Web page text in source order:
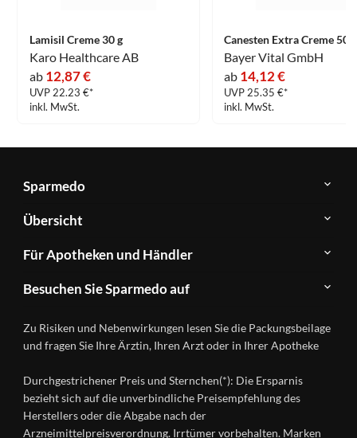
Lamisil Creme 30 g
Karo Healthcare AB
ab 12,87 €
UVP 22.23 €*
inkl. MwSt.
Canesten Extra Creme 50 g
Bayer Vital GmbH
ab 14,12 €
UVP 25.35 €*
inkl. MwSt.
Sparmedo
Über
Sparmedo
FAQ
Kontakt
Datenschutz
Nutzungsbedingungen
Übersicht
Herstellerverzeichnis
Produkte
A-
Ratgeber
Wirkstoffe
Gesundheitsmagazin
Für Apotheken und Händler
&
Händlerlogin
Besuchen Sie Sparmedo auf
Instagram
Zu Risiken und Nebenwirkungen lesen Sie die Packungsbeilage
und fragen Sie Ihre Ärztin, Ihren Arzt oder in Ihrer Apotheke
Durchgestrichener Preis und Sternchen(*): Die Ersparnis
bezieht sich auf die unverbindliche Preisempfehlung des
Herstellers oder die Abgabe nach der
Arzneimittelpreisverordnung. Irrtümer vorbehalten. Marken